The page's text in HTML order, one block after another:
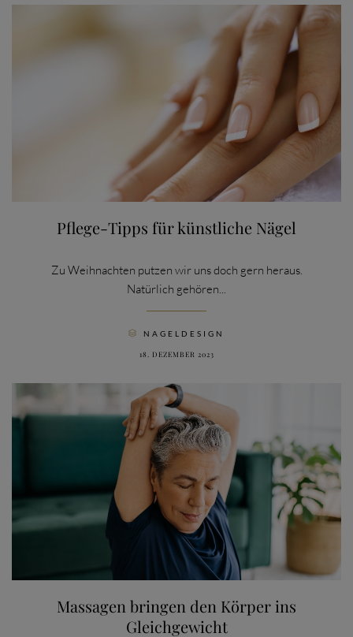
Pflege-Tipps für künstliche Nägel
Zu Weihnachten putzen wir uns doch gern heraus.
Natürlich gehören...
 NAGELDESIGN
18. DEZEMBER 2023
Massagen bringen den Körper ins
Gleichgewicht